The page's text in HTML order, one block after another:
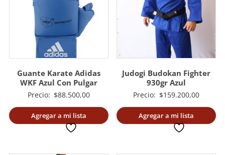
Guante Karate Adidas
WKF Azul Con Pulgar
Precio: $88.500,00
Agregar a mi lista
Judogi Budokan Fighter
930gr Azul
Precio: $159.200,00
Agregar a mi lista